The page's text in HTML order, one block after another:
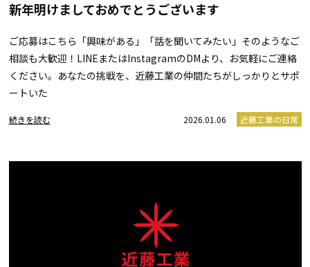
新年明けましておめでとうございます
ご応募はこちら「興味がある」「話を聞いてみたい」そのようなご
相談も大歓迎！LINEまたはInstagramのDMより、お気軽にご連絡
ください。あなたの挑戦を、近藤工業の仲間たちがしっかりとサポ
ートいた
続きを読む 2026.01.06 近藤工業の日常